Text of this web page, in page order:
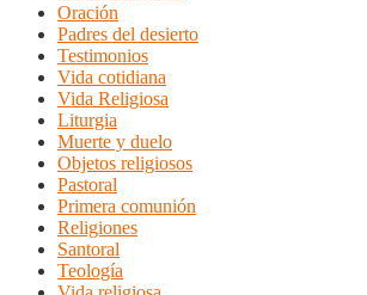
Oración
Padres del desierto
Testimonios
Vida cotidiana
Vida Religiosa
Liturgia
Muerte y duelo
Objetos religiosos
Pastoral
Primera comunión
Religiones
Santoral
Teología